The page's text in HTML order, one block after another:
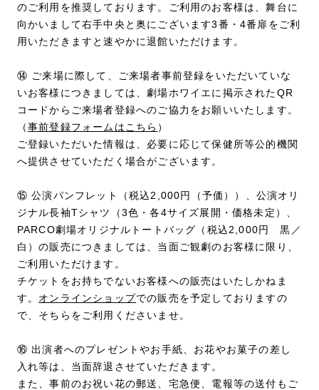
のご利用を推奨しております。ご利用のお客様は、舞台に
向かいまして右手中央と奥にございます3番・4番扉をご利
用いただきますと速やかに退館いただけます。
⑭ ご来場に際して、ご来場者事前登録をいただいていな
いお客様につきましては、劇場ホワイエに掲示されたQR
コードからご来場者登録へのご協力をお願いいたします。
（事前登録フォームはこちら ）
ご登録いただいた情報は、必要に応じて保健所等公的機関
へ提供させていただく場合がございます。
⑮ 公演パンフレット（税込2,000円（予価））、公演オリ
ジナル長袖Tシャツ（3色・各4サイズ展開・価格未定）、
PARCO劇場オリジナルトートバッグ（税込2,000円 黒／
白）の販売につきましては、当面ご観劇のお客様に限り、
ご利用いただけます。
チケットをお持ちでないお客様への販売はいたしかねま
す。 オンラインショップでの販売を予定しておりますの
で、そちらをご利用くださいませ。
⑯ 出演者へのプレゼントやお手紙、お花やお菓子の差し
入れ等は、当面辞退させていただきます。
また、事前のお祝い花の郵送、宅急便、電報等の送付もご